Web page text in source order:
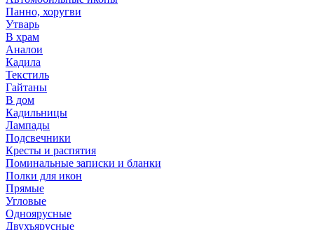
Панно, хоругви
Утварь
В храм
Аналои
Кадила
Текстиль
Гайтаны
В дом
Кадильницы
Лампады
Подсвечники
Кресты и распятия
Поминальные записки и бланки
Полки для икон
Прямые
Угловые
Одноярусные
Двухъярусные